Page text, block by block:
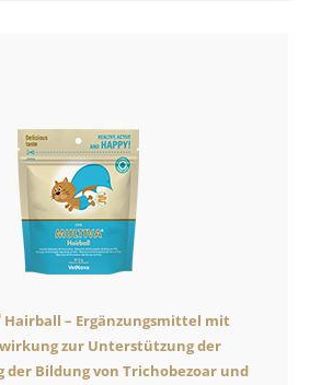
Hairball – Ergänzungsmittel mit
zur Unterstützung der
der Bildung von Trichobezoar und